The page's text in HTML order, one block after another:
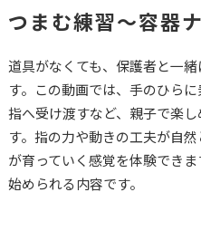
つまむ練習～容器
道具がなくても、保護者と一
す。この動画では、手のひら
指へ受け渡すなど、親子で楽
す。指の力や動きの工夫が自
が育っていく感覚を体験でき
始められる内容です。